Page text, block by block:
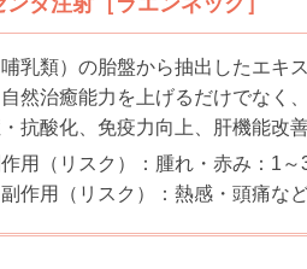
哺乳類）の胎盤から抽出したエキ
然治癒能力を上げるだけでなく
抗酸化、免疫力向上、肝機能改
用（リスク）：腫れ・赤み：1～
作用（リスク）：熱感・頭痛な